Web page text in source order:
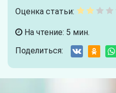
Оценка статьи:
На чтение: 5 мин.
Поделиться: